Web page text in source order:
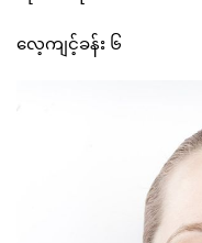
လေ့ကျင့်ခန်း ၆